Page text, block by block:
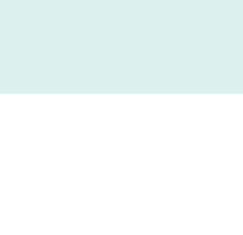
秋ドラマ#岡崎製材